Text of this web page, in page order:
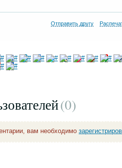
Отправить другу
(0)
вам необходимо